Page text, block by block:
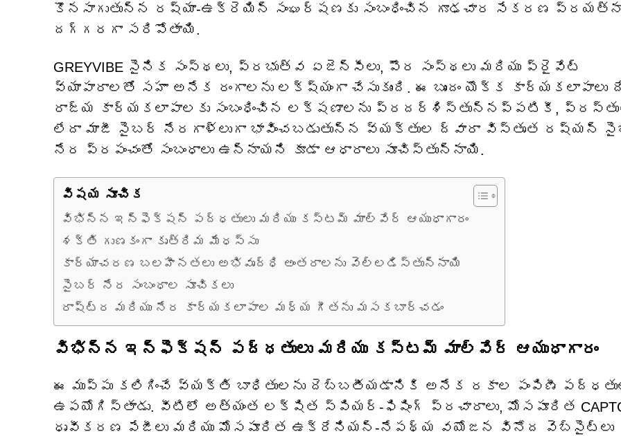
కొనసాగుతున్న రష్యా-ఉక్రెయిన్ సంఘర్షణకు సంబంధించిన గూఢచార సేకరణ
దగ్గరగా సరిపోతాయి.
GREYVIBE సైనిక సంస్థలు, ప్రభుత్వ ఏజెన్సీలు, పౌర సంస్థలు మరియు ప్రైవేట్
వ్యాపారాలతో సహా అనేక రంగాలను లక్ష్యంగా చేసుకుంది. ఈ బృందం యొక్క కార్యకలాపాలు
రాజ్య కార్యకలాపాలకు సంబంధించిన లక్షణాలను ప్రదర్శిస్తున్నప్పటికీ,
లేదా మాజీ సైబర్ నేరగాళ్లుగా భావించబడుతున్న వ్యక్తుల ద్వారా విస్తృత రష్యన్
నేర ప్రపంచంతో సంబంధాలు ఉన్నాయని కూడా ఆధారాలు సూచిస్తున్నాయి.
విషయ సూచిక
విభిన్న ఇన్ఫెక్షన్ పద్ధతులు మరియు కస్టమ్ మాల్వేర్ ఆయుధాగారం
శక్తి గుణకంగా కృత్రిమ మేధస్సు
కార్యాచరణ బలహీనతలు అభివృద్ధి అంతరాలను వెల్లడిస్తున్నాయి
సైబర్ నేర సంబంధాల సూచికలు
రాష్ట్ర మరియు నేర కార్యకలాపాల మధ్య గీతను మసకబార్చడం
విభిన్న ఇన్ఫెక్షన్ పద్ధతులు మరియు కస్టమ్ మాల్వేర్ ఆయుధాగారం
ఈ ముప్పు కలిగించే వ్యక్తి బాధితులను దెబ్బతీయడానికి అనేక రకాల పంపిణీ
ఉపయోగిస్తాడు. వీటిలో అత్యంత లక్షిత స్పియర్-ఫిషింగ్ ప్రచారాలు, మోసపూరిత
ధృవీకరణ పేజీలు మరియు మోసపూరిత ఉక్రేనియన్-నేపథ్య వయోజన వినోద వెబ్‌సైట్‌లు